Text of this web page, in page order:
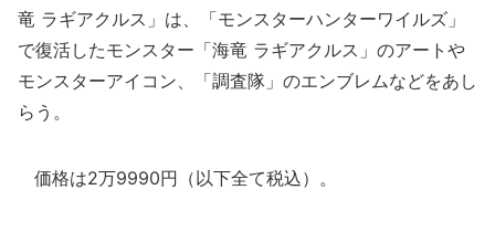
竜 ラギアクルス」は、「モンスターハンターワイルズ」
で復活したモンスター「海竜 ラギアクルス」のアートや
モンスターアイコン、「調査隊」のエンブレムなどをあし
らう。
価格は2万9990円（以下全て税込）。